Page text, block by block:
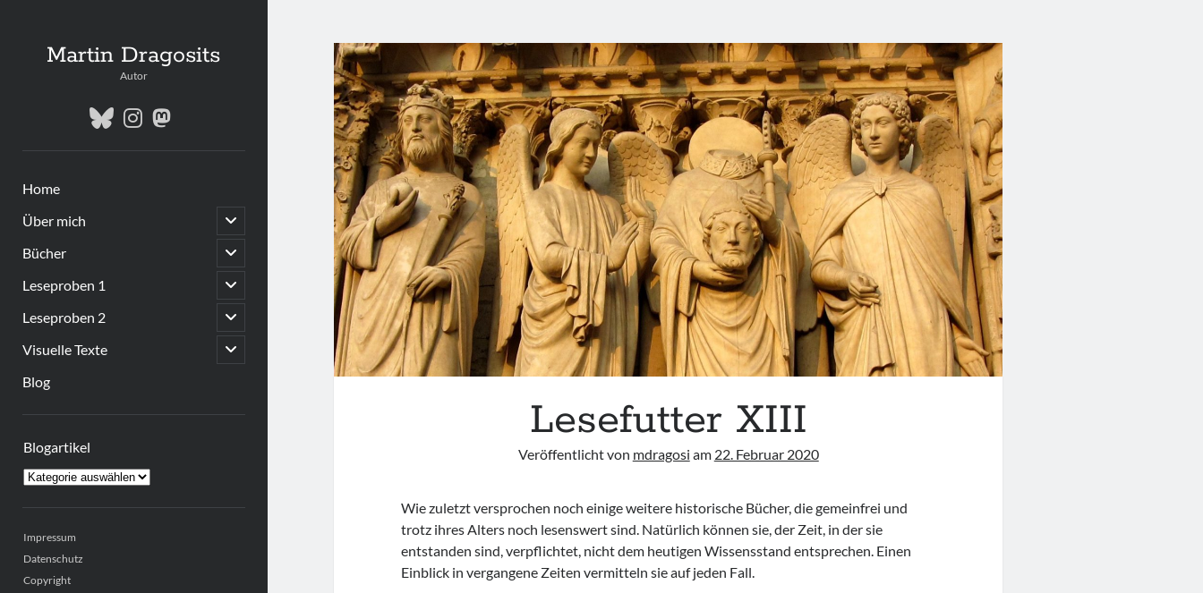
Martin Dragosits
Autor
blueskyinstagram
mastodon
Home
Über mich
open
child
menu
Bücher
open
child
menu
Leseproben 1
open
child
menu
Leseproben 2
open
child
menu
Visuelle Texte
open
child
Blog
Blogartikel
Blogartikel
Impressum
Datenschutz
Copyright
Lesefutter XIII
Veröffentlicht von mdragosi am 22. Februar 2020
Wie zuletzt versprochen noch einige weitere historische Bücher, die gemeinfrei und
trotz ihres Alters noch lesenswert sind. Natürlich können sie, der Zeit, in der sie
entstanden sind, verpflichtet, nicht dem heutigen Wissensstand entsprechen. Einen
Einblick in vergangene Zeiten vermitteln sie auf jeden Fall.